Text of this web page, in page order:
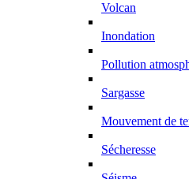
Volcan
Inondation
Pollution
Sargasse
Mouvement de
Sécheresse